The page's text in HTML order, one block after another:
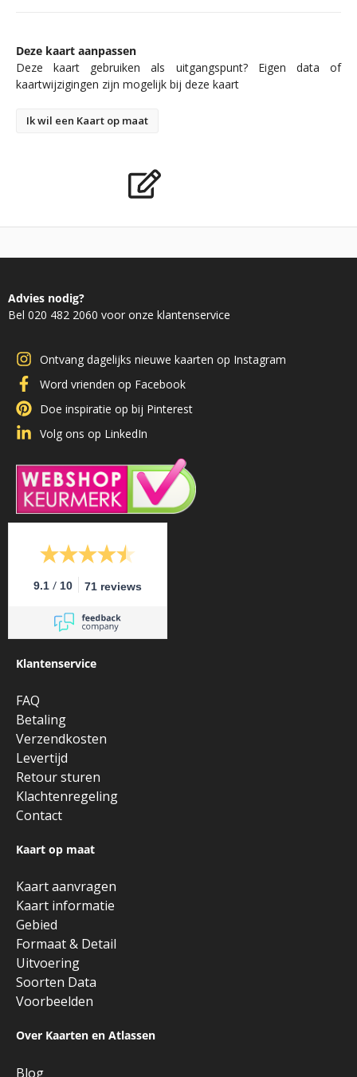
Deze kaart aanpassen
Deze kaart gebruiken als uitgangspunt? Eigen data of
kaartwijzigingen zijn mogelijk bij deze kaart
Ik wil een Kaart op maat
Advies nodig?
Bel 020 482 2060 voor onze klantenservice
Ontvang dagelijks nieuwe kaarten op Instagram
Word vrienden op Facebook
Doe inspiratie op bij Pinterest
Volg ons op LinkedIn
9.1 / 10 71 reviews
Klantenservice
FAQ
Betaling
Verzendkosten
Levertijd
Retour sturen
Klachtenregeling
Contact
Kaart op maat
Kaart aanvragen
Kaart informatie
Gebied
Formaat & Detail
Uitvoering
Soorten Data
Voorbeelden
Over Kaarten en Atlassen
Blog